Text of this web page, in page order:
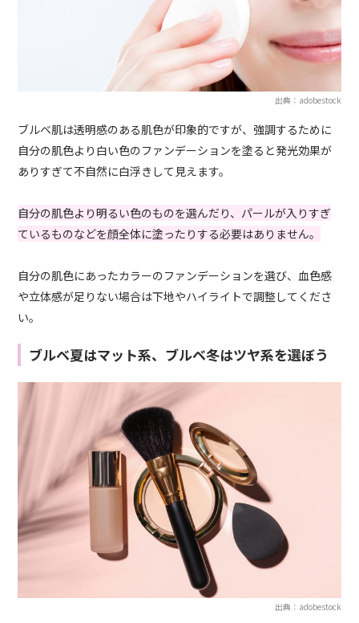
出典：adobestock
ブルベ肌は透明感のある肌色が印象的ですが、強調するために
自分の肌色より白い色のファンデーションを塗ると発光効果が
ありすぎて不自然に白浮きして見えます。
自分の肌色より明るい色のものを選んだり、パールが入りすぎ
ているものなどを顔全体に塗ったりする必要はありません。
自分の肌色にあったカラーのファンデーションを選び、血色感
や立体感が足りない場合は下地やハイライトで調整してくださ
い。
ブルベ夏はマット系、ブルベ冬はツヤ系を選ぼう
出典：adobestock